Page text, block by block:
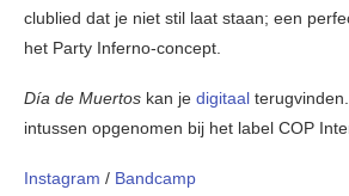
clublied dat je niet stil laat staan; een
het Party Inferno-concept.
Día de Muertos kan je digitaal
intussen opgenomen bij het label COP
Instagram / Bandcamp